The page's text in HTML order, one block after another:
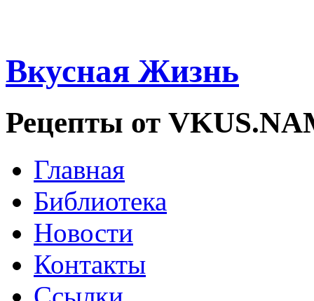
Вкусная Жизнь
Рецепты от
Главная
Библиотека
Новости
Контакты